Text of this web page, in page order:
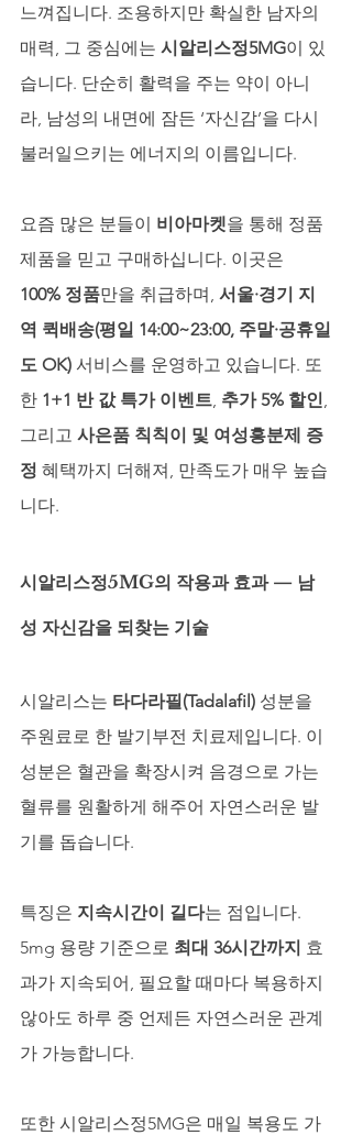
느껴집니다. 조용하지만 확실한 남자의
매력, 그 중심에는 시알리스정5MG이 있
습니다. 단순히 활력을 주는 약이 아니
라, 남성의 내면에 잠든 ‘자신감’을 다시
불러일으키는 에너지의 이름입니다.
요즘 많은 분들이 비아마켓을 통해 정품
제품을 믿고 구매하십니다. 이곳은
100% 정품만을 취급하며, 서울·경기 지
역 퀵배송(평일 14:00~23:00, 주말·공휴일
도 OK) 서비스를 운영하고 있습니다. 또
한 1+1 반 값 특가 이벤트, 추가 5% 할인,
그리고 사은품 칙칙이 및 여성흥분제 증
정 혜택까지 더해져, 만족도가 매우 높습
니다.
시알리스정5MG의 작용과 효과 — 남
성 자신감을 되찾는 기술
시알리스는 타다라필(Tadalafil) 성분을
주원료로 한 발기부전 치료제입니다. 이
성분은 혈관을 확장시켜 음경으로 가는
혈류를 원활하게 해주어 자연스러운 발
기를 돕습니다.
특징은 지속시간이 길다는 점입니다.
5mg 용량 기준으로 최대 36시간까지 효
과가 지속되어, 필요할 때마다 복용하지
않아도 하루 중 언제든 자연스러운 관계
가 가능합니다.
또한 시알리스정5MG은 매일 복용도 가